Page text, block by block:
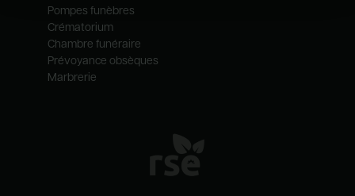
Pompes funèbres
Crématorium
Chambre funéraire
Prévoyance obsèques
Marbrerie